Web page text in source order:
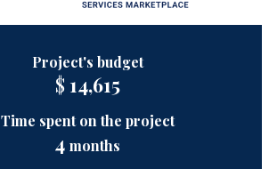
Project's budget
$ 14,615
Time spent on the project
4 months